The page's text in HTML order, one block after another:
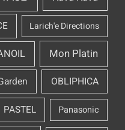
Larich'e Directions
Mon Platin
OBLIPHICA
Panasonic
PASTEL